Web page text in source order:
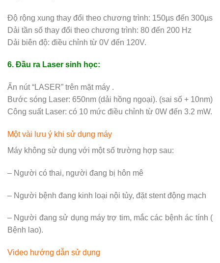
Độ rộng xung thay đổi theo chương trình: 150µs đến 300µs
Dải tần số thay đổi theo chương trình: 80 đến 200 Hz
Dải biên độ: điều chỉnh từ 0V đến 120V.
6. Đầu ra Laser sinh học:
Ấn nút “LASER” trên mặt máy .
Bước sóng Laser: 650nm (dải hồng ngoại). (sai số + 10nm)
Công suất Laser: có 10 mức điều chỉnh từ 0W đến 3.2 mW.
Một vài lưu ý khi sử dụng máy
Máy không sử dụng với một số trường hợp sau:
– Người có thai, người đang bị hôn mê
– Người bệnh đang kinh loại nội tủy, đặt stent động mạch
– Người đang sử dụng máy trợ tim, mắc các bệnh ác tính (
Bệnh lao).
Video hướng dẫn sử dụng